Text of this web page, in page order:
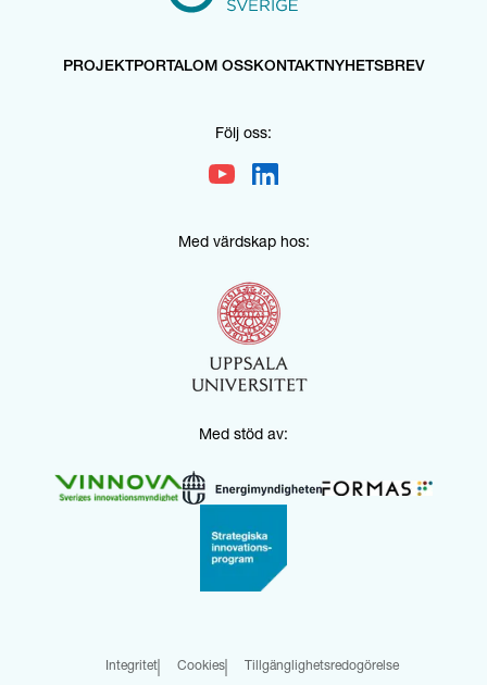
PROJEKTPORTALOM OSSKONTAKT NYHETSBREV
Följ oss:
Med värdskap hos:
Med stöd av:
Integritet Cookies Tillgänglighetsredogörelse